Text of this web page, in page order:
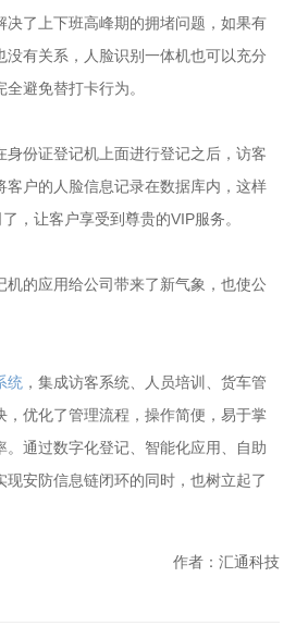
决了上下班高峰期的拥堵问题，如果有
没有关系，人脸识别一体机也可以充分
避免替打卡行为。
身份证登记机上面进行登记之后，访客
客户的人脸信息记录在数据库内，这样
，让客户享受到尊贵的VIP服务。
机的应用给公司带来了新气象，也使公
统 ，集成访客系统、人员培训、货车管
，优化了管理流程，操作简便，易于掌
。通过数字化登记、智能化应用、自助
安防信息链闭环的同时，也树立起了
作者：汇通科技